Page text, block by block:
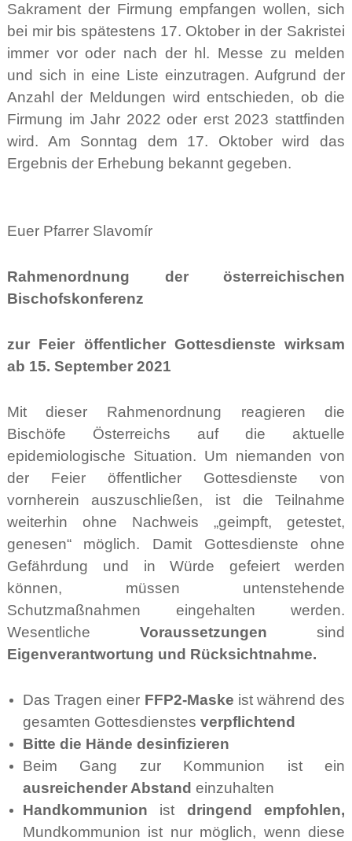
Sakrament der Firmung empfangen wollen, sich
bei mir bis spätestens 17. Oktober in der Sakristei
immer vor oder nach der hl. Messe zu melden
und sich in eine Liste einzutragen. Aufgrund der
Anzahl der Meldungen wird entschieden, ob die
Firmung im Jahr 2022 oder erst 2023 stattfinden
wird. Am Sonntag dem 17. Oktober wird das
Ergebnis der Erhebung bekannt gegeben.
Euer Pfarrer Slavomír
Rahmenordnung der österreichischen
Bischofskonferenz
zur Feier öffentlicher Gottesdienste wirksam
ab 15. September 2021
Mit dieser Rahmenordnung reagieren die
Bischöfe Österreichs auf die aktuelle
epidemiologische Situation. Um niemanden von
der Feier öffentlicher Gottesdienste von
vornherein auszuschließen, ist die Teilnahme
weiterhin ohne Nachweis „geimpft, getestet,
genesen“ möglich. Damit Gottesdienste ohne
Gefährdung und in Würde gefeiert werden
können, müssen untenstehende
Schutzmaßnahmen eingehalten werden.
Wesentliche Voraussetzungensind
Eigenverantwortung und Rücksichtnahme.
Das Tragen einer FFP2-Maske ist während des
gesamten Gottesdienstes verpflichtend
Bitte die Hände desinfizieren
Beim Gang zur Kommunion ist ein
ausreichender Abstand einzuhalten
Handkommunion ist dringend empfohlen,
Mundkommunion ist nur möglich, wenn diese